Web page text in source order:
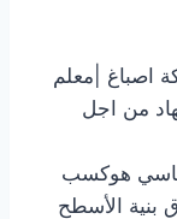
اصباغ |معلم
من اجل
هوكسب
بنية الأسطح